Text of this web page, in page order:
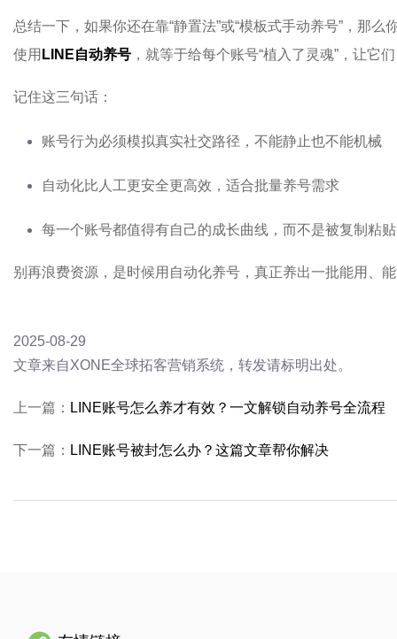
总结一下，如果你还在靠“静置法”或“模板式手动养号”，那么
使用 LINE自动养号 ，就等于给每个账号“植入了灵魂”，让它
记住这三句话：
账号行为必须模拟真实社交路径，不能静止也不能机械
自动化比人工更安全更高效，适合批量养号需求
每一个账号都值得有自己的成长曲线，而不是被复制粘
别再浪费资源，是时候用自动化养号，真正养出一批能用、
2025-08-29
文章来自XONE全球拓客营销系统，转发请标明出处。
上一篇： LINE账号怎么养才有效？一文解锁自动养号全流程
下一篇： LINE账号被封怎么办？这篇文章帮你解决